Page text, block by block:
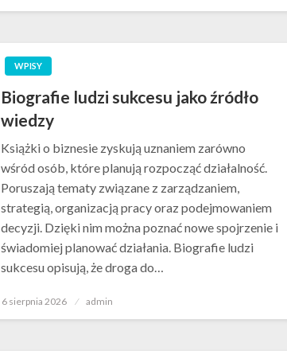
WPISY
Biografie ludzi sukcesu jako źródło
wiedzy
Książki o biznesie zyskują uznaniem zarówno
wśród osób, które planują rozpocząć działalność.
Poruszają tematy związane z zarządzaniem,
strategią, organizacją pracy oraz podejmowaniem
decyzji. Dzięki nim można poznać nowe spojrzenie i
świadomiej planować działania. Biografie ludzi
sukcesu opisują, że droga do…
Opublikowane
6 sierpnia 2026 admin